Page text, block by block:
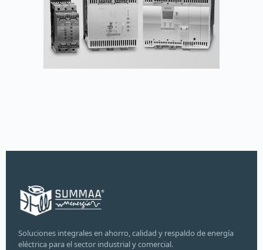
Soluciones integrales en ahorro, calidad y respaldo de energía
eléctrica para el sector industrial y comercial.